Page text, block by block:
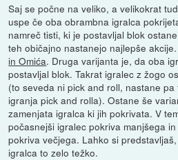
Saj se počne na veliko, a velikokrat
uspe če oba obrambna igralca
namreč tisti, ki je postavljal blok
teh običajno nastanejo najlepše
in Omića. Druga varijanta je, da oba
postavljal blok. Takrat igralec z žogo
(to seveda ni pick and roll, nastane
igranja pick and rolla). Ostane še
zamenjata igralca ki jih pokrivata. V
počasnejši igralec pokriva manjšega
pokriva večjega. Lahko si
igralca to zelo težko.